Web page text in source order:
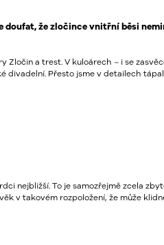
že zločince vnitřní běsi
Zločin a trest. V kuloárech – i se
Přesto jsme v detailech
nejbližší. To je samozřejmě zcela
v takovém rozpoložení, že může